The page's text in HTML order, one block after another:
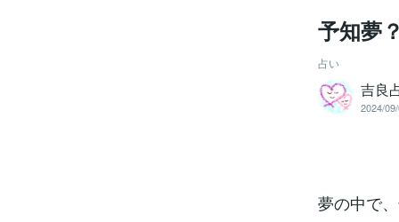
予知夢
占い
吉良
2024/
夢の中で